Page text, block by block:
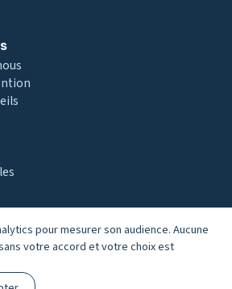
— 10 ans d’expérience dans le Val-
départemental du Val-de-Marne
pour mesurer son audience. Aucune
votre accord et votre choix est